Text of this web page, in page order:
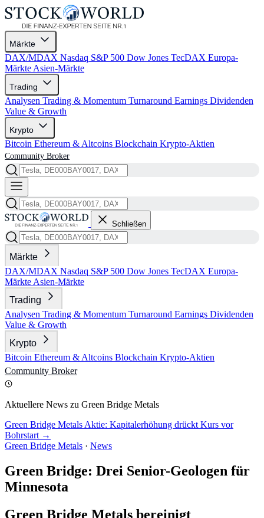
Märkte
DAX/MDAX Nasdaq S&P 500 Dow Jones TecDAX Europa-
Märkte Asien-Märkte
Trading
Analysen Trading & Momentum Turnaround Earnings Dividenden
Value & Growth
Krypto
Bitcoin Ethereum & Altcoins Blockchain Krypto-Aktien
Community Broker
Schließen
Märkte
DAX/MDAX Nasdaq S&P 500 Dow Jones TecDAX Europa-
Märkte Asien-Märkte
Trading
Analysen Trading & Momentum Turnaround Earnings Dividenden
Value & Growth
Krypto
Bitcoin Ethereum & Altcoins Blockchain Krypto-Aktien
Community Broker
Aktuellere News zu Green Bridge Metals
Green Bridge Metals Aktie: Kapitalerhöhung drückt Kurs vor
Bohrstart →
Green Bridge Metals · News
Green Bridge: Drei Senior-Geologen für
Minnesota
Green Bridge Metals bereinigt